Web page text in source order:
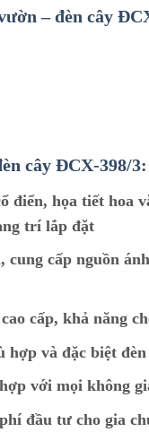
– đèn cây
cây ĐCX-398/3:
điển, họa tiết hoa
trí lắp đặt
cấp nguồn
cấp, khả năng
hợp và đặc biệt
với mọi không
đầu tư cho gia